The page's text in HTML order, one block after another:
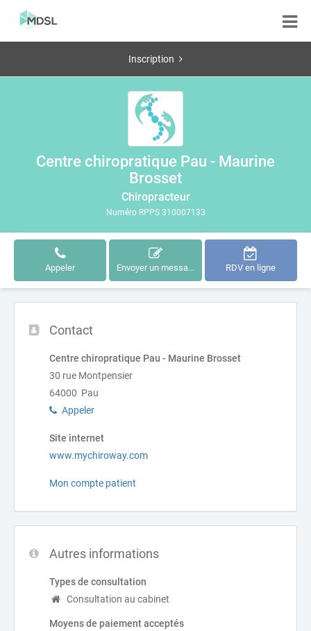
Inscription
Centre chiropratique Pau - Maurine
Brosset
Chiropracteur
Numéro RPPS 310007133
Appeler Envoyer un message RDV en ligne
Contact
Centre chiropratique Pau - Maurine Brosset
30 rue Montpensier
64000 Pau
Appeler
Site internet
www.mychiroway.com
Mon compte patient
Autres informations
Types de consultation
Consultation au cabinet
Moyens de paiement acceptés